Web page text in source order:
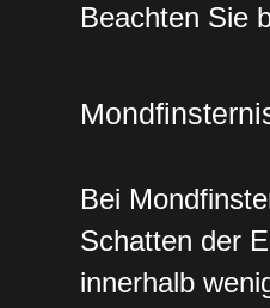
Beachten Sie
Bei
Schatten der
innerhalb